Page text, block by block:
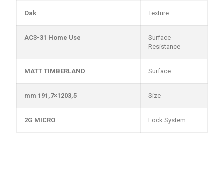
Texture
Oak
Surface
Resistance
AC3-31 Home Use
Surface
MATT TIMBERLAND
Size
1203,5×191,7 mm
Lock System
2G MICRO